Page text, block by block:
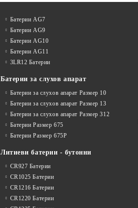
Батерии AG7
Батерии AG9
Батерии AG10
Батерии AG11
3LR12 Батерии
Батерии за слухов апарат
Батерии за слухов апарат Размер 10
Батерии за слухов апарат Размер 13
Батерии за слухов апарат Размер 312
Батерии Размер 675
Батерии Размер 675P
Литиеви батерии - бутонни
CR927 Батерии
CR1025 Батерии
CR1216 Батерии
CR1220 Батерии